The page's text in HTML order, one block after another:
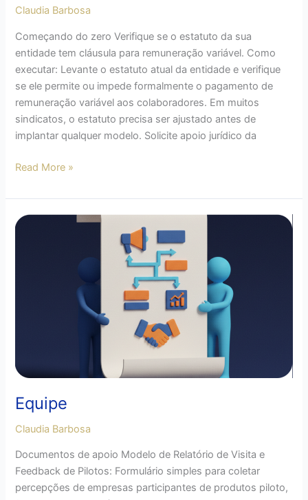
Claudia Barbosa
Começando do zero Verifique se o estatuto da sua
entidade tem cláusula para remuneração variável. Como
executar: Levante o estatuto atual da entidade e verifique
se ele permite ou impede formalmente o pagamento de
remuneração variável aos colaboradores. Em muitos
sindicatos, o estatuto precisa ser ajustado antes de
implantar qualquer modelo. Solicite apoio jurídico da
Read More »
Equipe
Claudia Barbosa
Documentos de apoio Modelo de Relatório de Visita e
Feedback de Pilotos: Formulário simples para coletar
percepções de empresas participantes de produtos piloto,
Equipe